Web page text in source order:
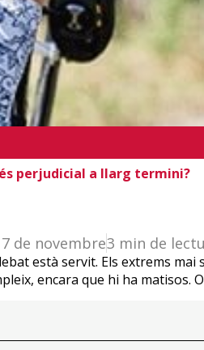
és perjudicial a llarg termini?
de novembre3 min de
està servit. Els extrems
encara que hi ha matisos.